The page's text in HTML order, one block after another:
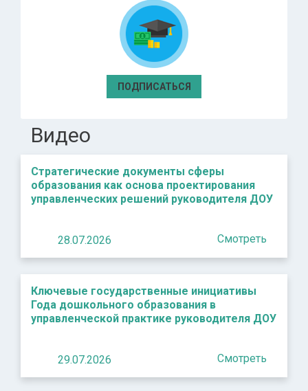
ПОДПИСАТЬСЯ
Видео
Стратегические документы сферы
образования как основа проектирования
управленческих решений руководителя ДОУ
28.07.2026 Смотреть
Ключевые государственные инициативы
Года дошкольного образования в
управленческой практике руководителя ДОУ
29.07.2026 Смотреть